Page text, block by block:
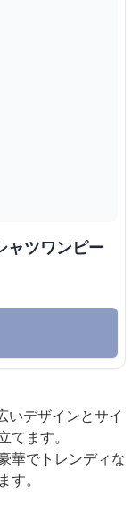
ャツワンピー
いデザインとサイ
ます。
華でトレンディな
。